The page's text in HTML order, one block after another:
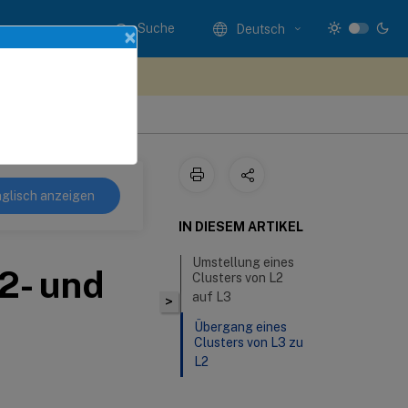
Suche Deutsch
anzeigen
und
>
IN DIESEM ARTIKEL
Umstellung eines
Clusters von L2
auf L3
Übergang eines
Clusters von L3 zu
L2
×